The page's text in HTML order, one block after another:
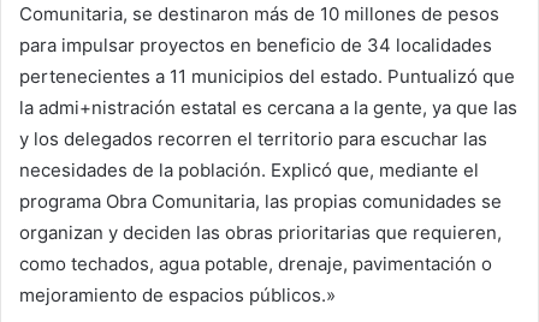
Comunitaria, se destinaron más de 10 millones de pesos
para impulsar proyectos en beneficio de 34 localidades
pertenecientes a 11 municipios del estado. Puntualizó que
la admi+nistración estatal es cercana a la gente, ya que las
y los delegados recorren el territorio para escuchar las
necesidades de la población. Explicó que, mediante el
programa Obra Comunitaria, las propias comunidades se
organizan y deciden las obras prioritarias que requieren,
como techados, agua potable, drenaje, pavimentación o
mejoramiento de espacios públicos.»